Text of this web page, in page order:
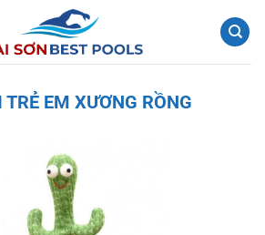
EM XƯƠNG RỒNG